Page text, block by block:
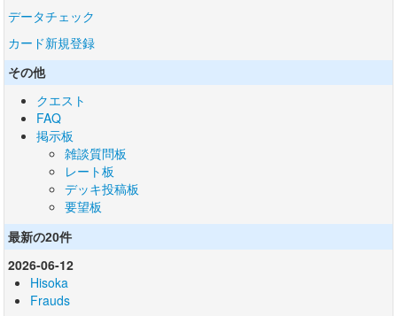
データチェック
カード新規登録
その他
クエスト
FAQ
掲示板
雑談質問板
レート板
デッキ投稿板
要望板
最新の20件
2026-06-12
Hisoka
Frauds